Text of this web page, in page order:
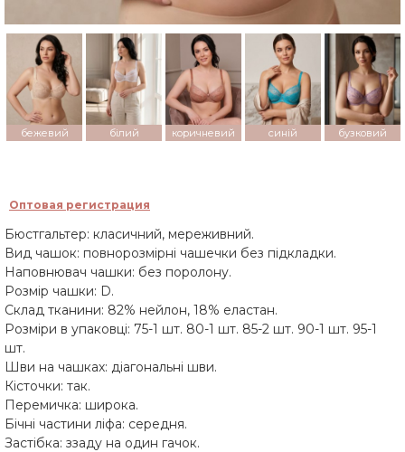
бежевий білий коричневий синій бузковий
Оптовая регистрация
Бюстгальтер: класичний, мереживний.
Вид чашок: повнорозмірні чашечки без підкладки.
Наповнювач чашки: без поролону.
Розмір чашки: D.
Склад тканини: 82% нейлон, 18% еластан.
Розміри в упаковці: 75-1 шт. 80-1 шт. 85-2 шт. 90-1 шт. 95-1
шт.
Шви на чашках: діагональні шви.
Кісточки: так.
Перемичка: широка.
Бічні частини ліфа: середня.
Застібка: ззаду на один гачок.